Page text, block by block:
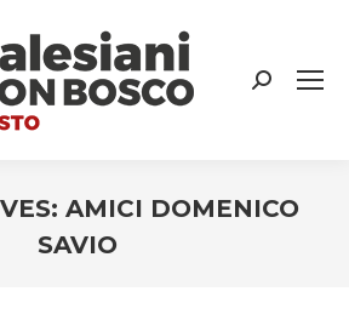
Search:
AMICI DOMENICO
SAVIO